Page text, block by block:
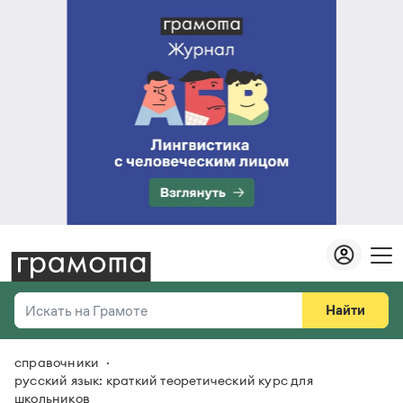
Искать на Грамоте
Справочная служба
Найти
Везде
справочники
русский язык: краткий теоретический курс для
школьников